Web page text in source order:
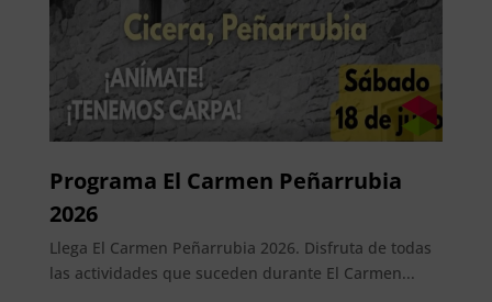
Programa El Carmen Peñarrubia
2026
Llega El Carmen Peñarrubia 2026. Disfruta de todas
las actividades que suceden durante El Carmen...